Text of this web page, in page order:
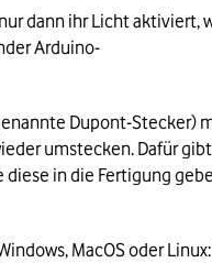
dann ihr Licht aktiviert,
Arduino-
Dupont-Stecker)
umstecken. Dafür
in die Fertigung
MacOS oder